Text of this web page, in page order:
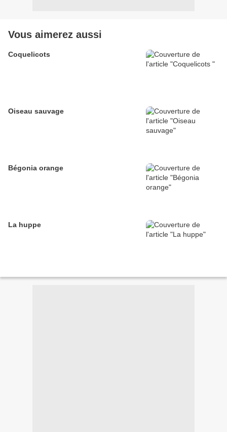
Vous aimerez aussi
Coquelicots
Oiseau sauvage
Bégonia orange
La huppe